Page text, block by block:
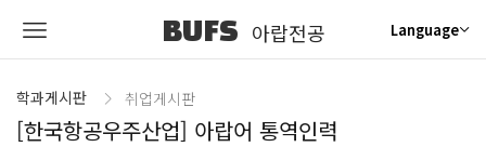
BUFS 아랍전공 Language
학과게시판 취업게시판
[한국항공우주산업] 아랍어 통역인력